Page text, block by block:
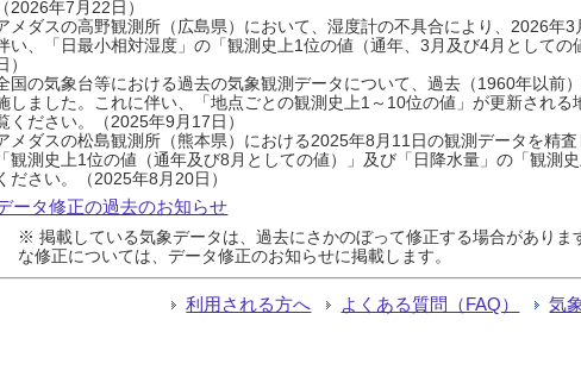
（2026年7月22日）
メダスの高野観測所（広島県）において、湿度計の不具合により、2026
い、「日最小相対湿度」の「観測史上1位の値（通年、3月及び4月として
）
国の気象台等における過去の気象観測データについて、過去（1960年以前
しました。これに伴い、「地点ごとの観測史上1～10位の値」が更新される
ください。（2025年9月17日）
メダスの松島観測所（熊本県）における2025年8月11日の観測データを精
「観測史上1位の値（通年及び8月としての値）」及び「日降水量」の「観
ださい。（2025年8月20日）
ータ修正の過去のお知らせ
※ 掲載している気象データは、過去にさかのぼって修正する場合があり
な修正については、データ修正のお知らせに掲載します。
利用される方へ よくある質問（FAQ） 気